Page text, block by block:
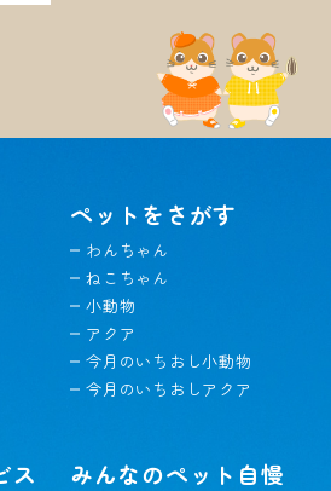
ペットをさがす
わんちゃん
ねこちゃん
小動物
アクア
今月のいちおし小動物
今月のいちおしアクア
ス みんなのペット自慢